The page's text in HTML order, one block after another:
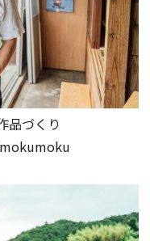
品づくり